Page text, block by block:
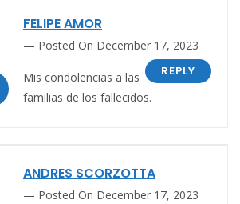
FELIPE AMOR
Posted On December 17, 2023
REPLY
Mis condolencias a las
familias de los fallecidos.
ANDRES SCORZOTTA
Posted On December 17, 2023